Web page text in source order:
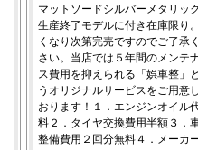
マットソードシルバーメタリ
生産終了モデルに付き在庫限り
くなり次第完売ですのでご了承
さい。当店では５年間のメンテ
ス費用を抑えられる「娯車整」
うオリジナルサービスをご用意
おります！１．エンジンオイル
料２．タイヤ交換費用半額３．
整備費用２回分無料４．メーカ